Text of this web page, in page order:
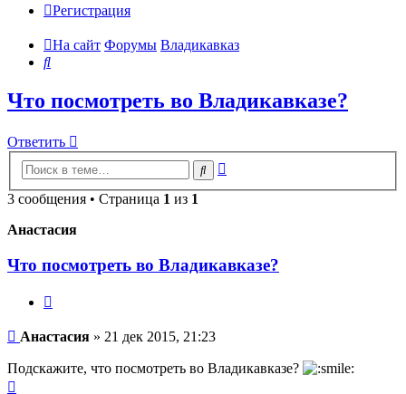
Регистрация
На сайт Форумы Владикавказ
Поиск
Что посмотреть во Владикавказе?
Ответить
Поиск
3 сообщения • Страница 1 из 1
Анастасия
Что посмотреть во Владикавказе?
Сообщение
Анастасия » 21 дек 2015, 21:23
Подскажите, что посмотреть во Владикавказе?